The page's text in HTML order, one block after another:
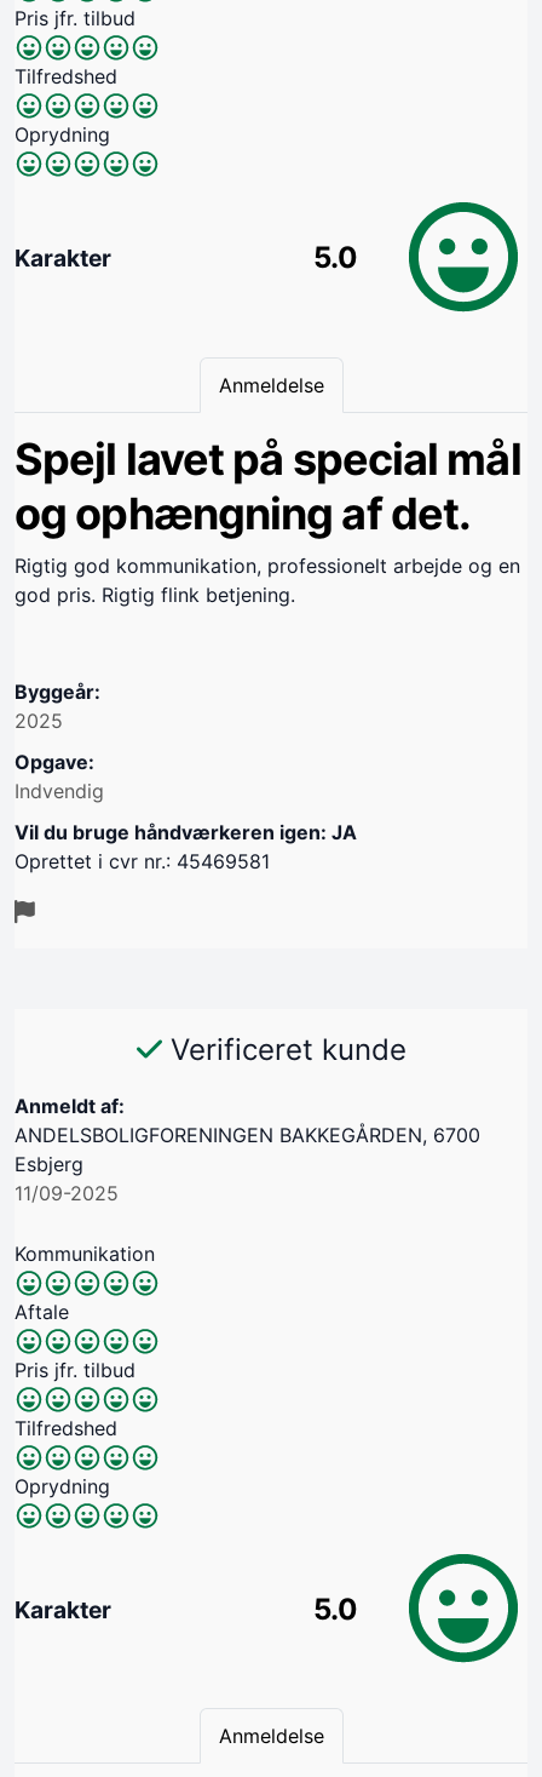
Pris jfr. tilbud
Tilfredshed
Oprydning
Karakter 5.0
Anmeldelse
Spejl lavet på special mål
og ophængning af det.
Rigtig god kommunikation, professionelt arbejde og en
god pris. Rigtig flink betjening.
Byggeår:
2025
Opgave:
Indvendig
Vil du bruge håndværkeren igen: JA
Oprettet i cvr nr.: 45469581
Verificeret kunde
Anmeldt af:
ANDELSBOLIGFORENINGEN BAKKEGÅRDEN, 6700
Esbjerg
11/09-2025
Kommunikation
Aftale
Pris jfr. tilbud
Tilfredshed
Oprydning
Karakter 5.0
Anmeldelse